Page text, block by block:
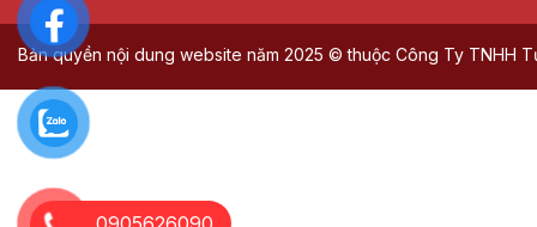
Bản quyền nội dung website năm 2025 © thuộc Công Ty TNHH